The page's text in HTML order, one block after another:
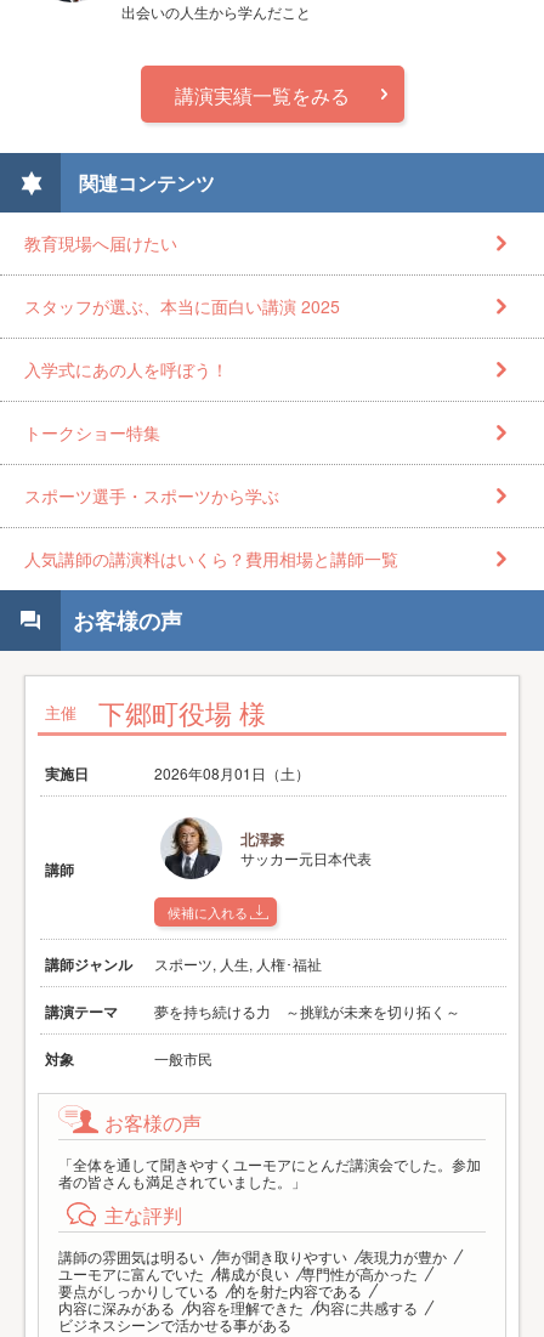
出会いの人生から学んだこと
講演実績一覧をみる
関連コンテンツ
教育現場へ届けたい
スタッフが選ぶ、本当に面白い講演 2025
入学式にあの人を呼ぼう！
トークショー特集
スポーツ選手・スポーツから学ぶ
人気講師の講演料はいくら？費用相場と講師一覧
お客様の声
主催 下郷町役場 様
実施日 2026年08月01日（土）
講師
北澤豪
サッカー元日本代表
候補に入れる
講師ジャンル スポーツ, 人生, 人権･福祉
講演テーマ 夢を持ち続ける力 ～挑戦が未来を切り拓く～
対象 一般市民
お客様の声
「全体を通して聞きやすくユーモアにとんだ講演会でした。参加
者の皆さんも満足されていました。」
主な評判
講師の雰囲気は明るい 声が聞き取りやすい 表現力が豊か
ユーモアに富んでいた
構成が良い 専門性が高かった
要点がしっかりしている
的を射た内容である
内容に深みがある
内容を理解できた
内容に共感する
ビジネスシーンで活かせる事がある